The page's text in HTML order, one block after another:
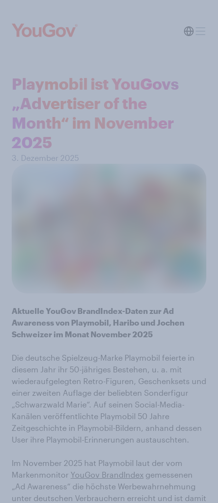
Playmobil ist YouGovs
„Advertiser of the
Month“ im November
2025
3. Dezember 2025
Aktuelle YouGov BrandIndex-Daten zur Ad
Awareness von Playmobil, Haribo und Jochen
Schweizer im Monat November 2025
Die deutsche Spielzeug-Marke Playmobil feierte in
diesem Jahr ihr 50-jähriges Bestehen, u. a. mit
wiederaufgelegten Retro-Figuren, Geschenksets und
einer zweiten Auflage der beliebten Sonderfigur
„Schwarzwald Marie“. Auf seinen Social-Media-
Kanälen veröffentlichte Playmobil 50 Jahre
Zeitgeschichte in Playmobil-Bildern, anhand dessen
User ihre Playmobil-Erinnerungen austauschten.
Im November 2025 hat Playmobil laut der vom
Markenmonitor YouGov BrandIndex gemessenen
„Ad Awareness“ die höchste Werbewahrnehmung
unter deutschen Verbrauchern erreicht und ist damit